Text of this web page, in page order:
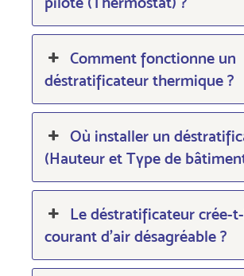
Comment fonctionne un
déstratificateur thermique ?
Où installer un
(Hauteur et Type de
Le déstratificateur crée-
courant d’air désagréable ?